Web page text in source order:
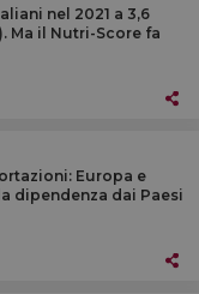
nel 2021 a 3,6
Ma il Nutri-Score fa
Europa e
dipendenza dai Paesi